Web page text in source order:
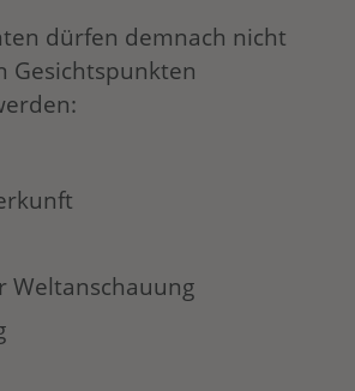
dürfen demnach nicht
Gesichtspunkten
Weltanschauung